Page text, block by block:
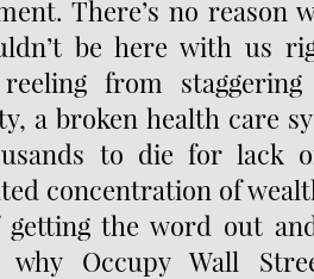
There’s no reason
be here with us
from staggering
a broken health care
to die for lack
concentration of
the word out
why Occupy Wall